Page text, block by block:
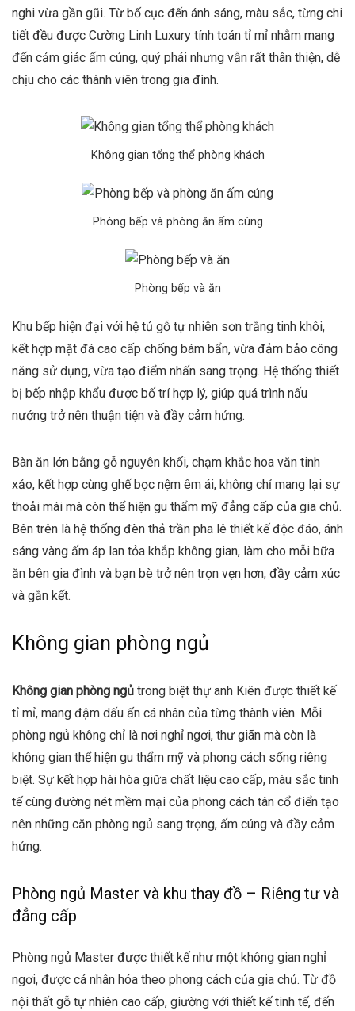
nghi vừa gần gũi. Từ bố cục đến ánh sáng, màu sắc, từng chi
tiết đều được Cường Linh Luxury tính toán tỉ mỉ nhằm mang
đến cảm giác ấm cúng, quý phái nhưng vẫn rất thân thiện, dễ
chịu cho các thành viên trong gia đình.
Không gian tổng thể phòng khách
Phòng bếp và phòng ăn ấm cúng
Phòng bếp và ăn
Khu bếp hiện đại với hệ tủ gỗ tự nhiên sơn trắng tinh khôi,
kết hợp mặt đá cao cấp chống bám bẩn, vừa đảm bảo công
năng sử dụng, vừa tạo điểm nhấn sang trọng. Hệ thống thiết
bị bếp nhập khẩu được bố trí hợp lý, giúp quá trình nấu
nướng trở nên thuận tiện và đầy cảm hứng.
Bàn ăn lớn bằng gỗ nguyên khối, chạm khắc hoa văn tinh
xảo, kết hợp cùng ghế bọc nệm êm ái, không chỉ mang lại sự
thoải mái mà còn thể hiện gu thẩm mỹ đẳng cấp của gia chủ.
Bên trên là hệ thống đèn thả trần pha lê thiết kế độc đáo, ánh
sáng vàng ấm áp lan tỏa khắp không gian, làm cho mỗi bữa
ăn bên gia đình và bạn bè trở nên trọn vẹn hơn, đầy cảm xúc
và gắn kết.
Không gian phòng ngủ
Không gian phòng ngủ trong biệt thự anh Kiên được thiết kế
tỉ mỉ, mang đậm dấu ấn cá nhân của từng thành viên. Mỗi
phòng ngủ không chỉ là nơi nghỉ ngơi, thư giãn mà còn là
không gian thể hiện gu thẩm mỹ và phong cách sống riêng
biệt. Sự kết hợp hài hòa giữa chất liệu cao cấp, màu sắc tinh
tế cùng đường nét mềm mại của phong cách tân cổ điển tạo
nên những căn phòng ngủ sang trọng, ấm cúng và đầy cảm
hứng.
Phòng ngủ Master và khu thay đồ – Riêng tư và
đẳng cấp
Phòng ngủ Master được thiết kế như một không gian nghỉ
ngơi, được cá nhân hóa theo phong cách của gia chủ. Từ đồ
nội thất gỗ tự nhiên cao cấp, giường với thiết kế tinh tế, đến